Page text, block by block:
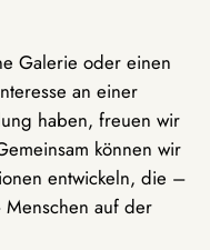
Galerie oder einen
an einer
haben, freuen wir
können wir
entwickeln, die –
auf der